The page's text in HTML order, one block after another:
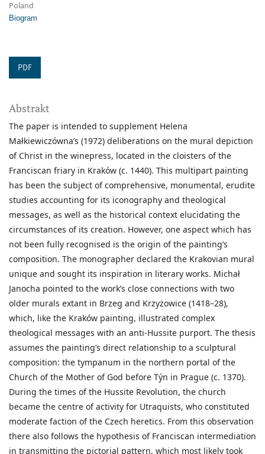
Poland
Biogram
PDF
Abstrakt
The paper is intended to supplement Helena
Małkiewiczówna’s (1972) deliberations on the mural depiction
of Christ in the winepress, located in the cloisters of the
Franciscan friary in Kraków (c. 1440). This multipart painting
has been the subject of comprehensive, monumental, erudite
studies accounting for its iconography and theological
messages, as well as the historical context elucidating the
circumstances of its creation. However, one aspect which has
not been fully recognised is the origin of the painting’s
composition. The monographer declared the Krakovian mural
unique and sought its inspiration in literary works. Michał
Janocha pointed to the work’s close connections with two
older murals extant in Brzeg and Krzyżowice (1418–28),
which, like the Kraków painting, illustrated complex
theological messages with an anti-Hussite purport. The thesis
assumes the painting’s direct relationship to a sculptural
composition: the tympanum in the northern portal of the
Church of the Mother of God before Týn in Prague (c. 1370).
During the times of the Hussite Revolution, the church
became the centre of activity for Utraquists, who constituted
moderate faction of the Czech heretics. From this observation
there also follows the hypothesis of Franciscan intermediation
in transmitting the pictorial pattern, which most likely took